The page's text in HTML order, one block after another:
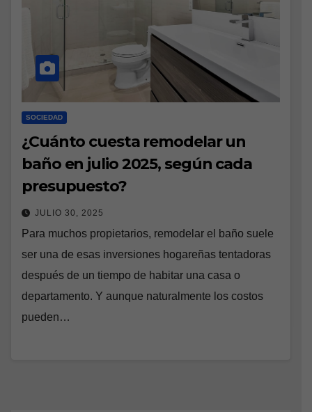
SOCIEDAD
¿Cuánto cuesta remodelar un
baño en julio 2025, según cada
presupuesto?
JULIO 30, 2025
Para muchos propietarios, remodelar el baño suele
ser una de esas inversiones hogareñas tentadoras
después de un tiempo de habitar una casa o
departamento. Y aunque naturalmente los costos
pueden…